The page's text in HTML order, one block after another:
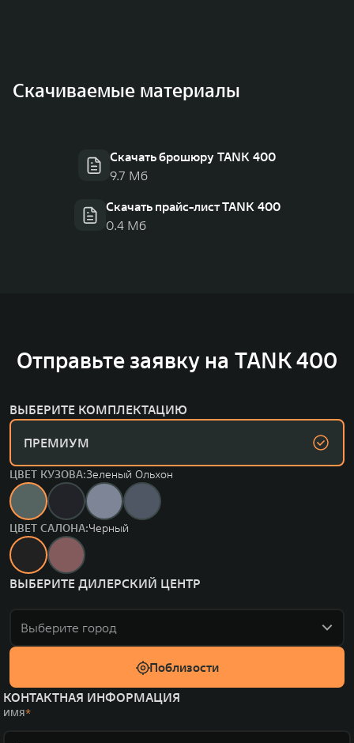
Скачиваемые материалы
Скачать брошюру TANK 400
9.7 Мб
Скачать прайс-лист TANK 400
0.4 Мб
Отправьте заявку на TANK 400
ВЫБЕРИТЕ КОМПЛЕКТАЦИЮ
ПРЕМИУМ
ЦВЕТ КУЗОВА:Зеленый Ольхон
ЦВЕТ САЛОНА:Черный
ВЫБЕРИТЕ ДИЛЕРСКИЙ ЦЕНТР
Выберите город
Поблизости
КОНТАКТНАЯ ИНФОРМАЦИЯ
ИМЯ